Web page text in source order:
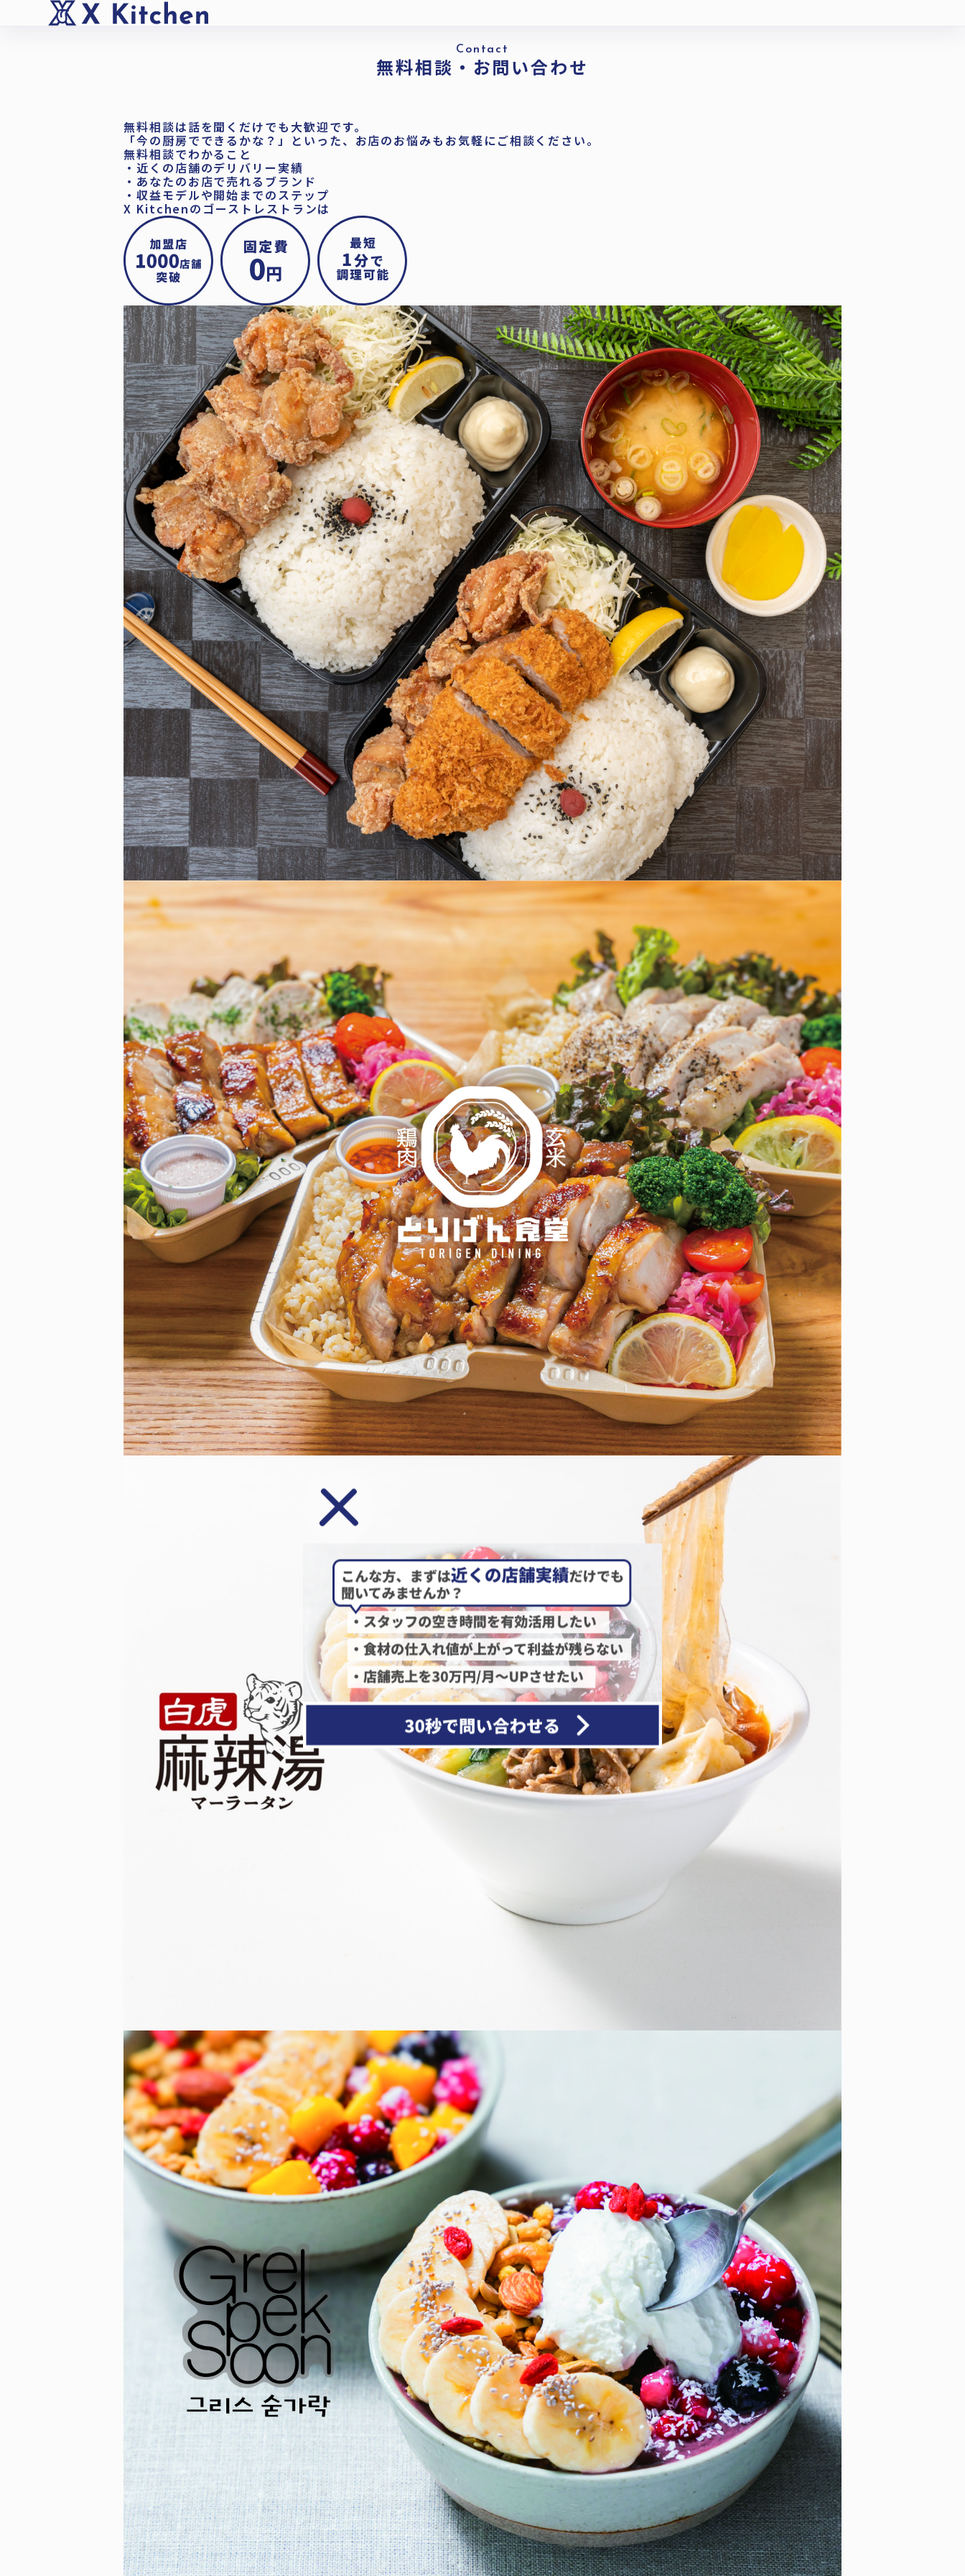
Contact
無料相談・お問い合わせ
無料相談は話を聞くだけでも大歓迎です。
「今の厨房でできるかな？」といった、お店のお悩みもお気軽にご相談ください。
無料相談でわかること
・近くの店舗のデリバリー実績
・あなたのお店で売れるブランド
・収益モデルや開始までのステップ
X Kitchenのゴーストレストランは